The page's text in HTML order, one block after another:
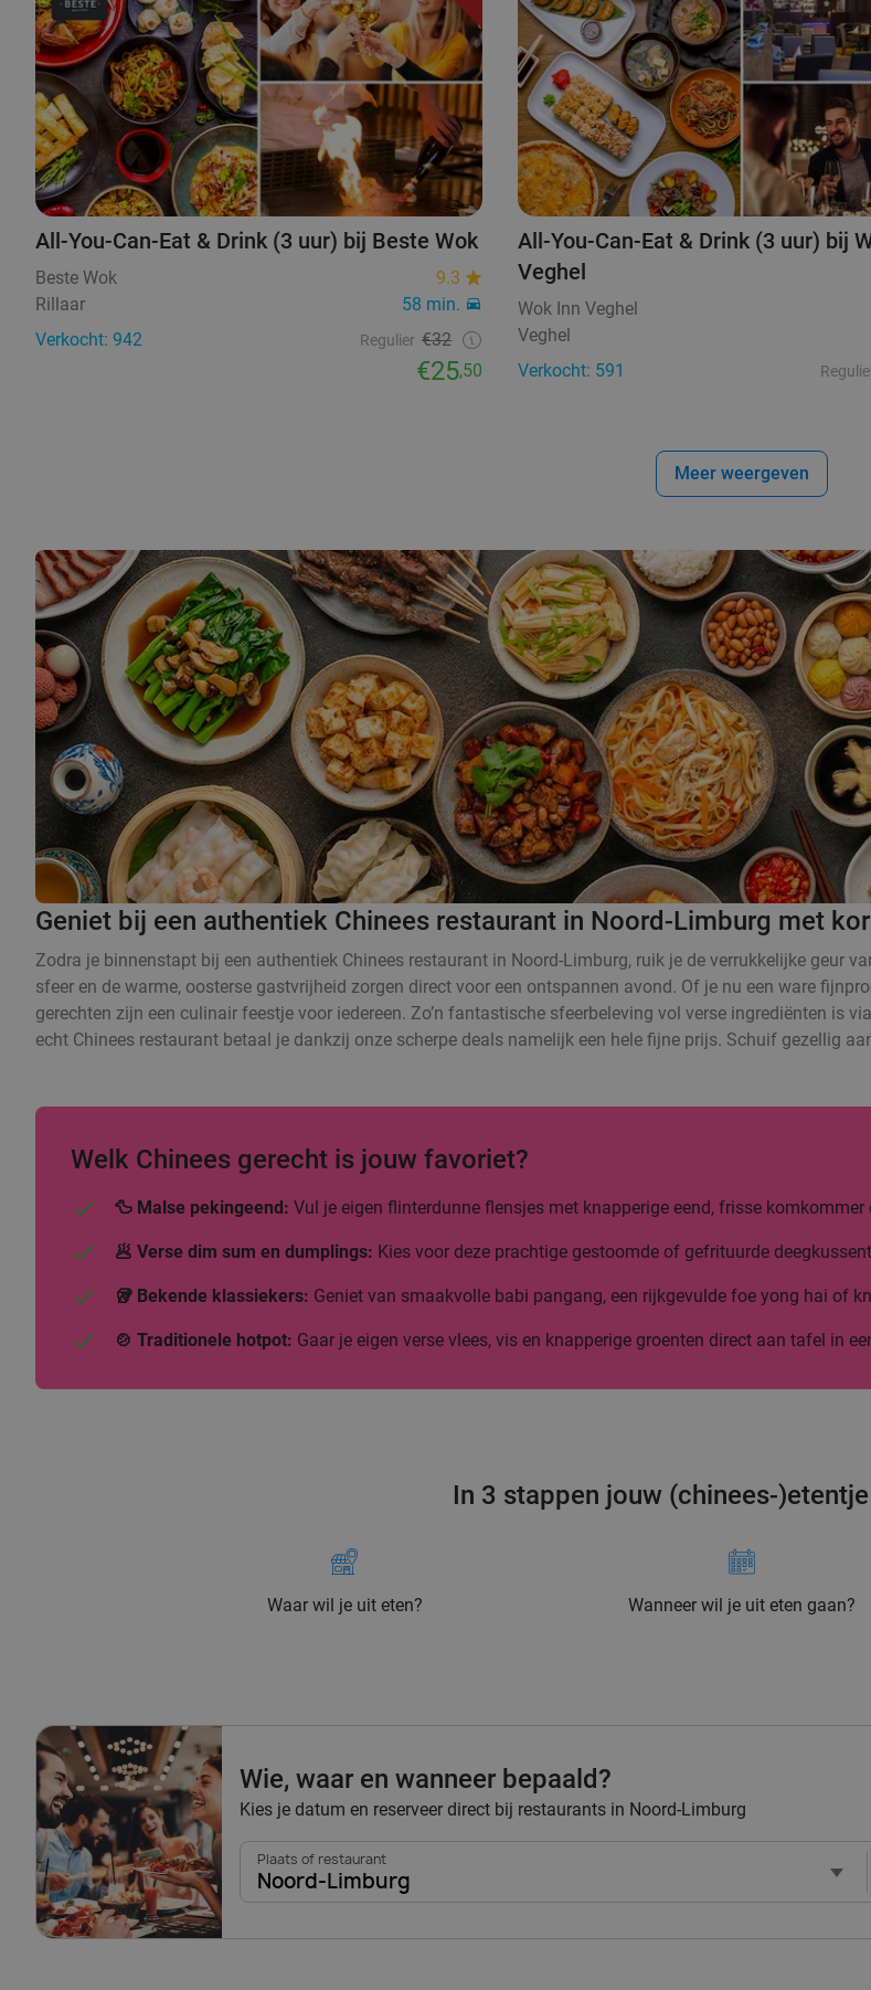
All-You-Can-Eat & Drink (3 uur) bij Beste Wok
Beste Wok
9.3
Rillaar
58 min.
Verkocht: 942
Regulier €32
€25,50
All-You-Can-Eat & Drink (3 uur) bij
Veghel
Wok Inn Veghel
Veghel
Verkocht: 591
Meer weergeven
Geniet bij een authentiek Chinees restaurant in Noord-Limburg met
Zodra je binnenstapt bij een authentiek Chinees restaurant in Noord-Limburg, ruik je de verrukkelijke geur
sfeer en de warme, oosterse gastvrijheid zorgen direct voor een ontspannen avond. Of je nu een ware
gerechten zijn een culinair feestje voor iedereen. Zo’n fantastische sfeerbeleving vol verse ingrediënten is
echt Chinees restaurant betaal je dankzij onze scherpe deals namelijk een hele fijne prijs. Schuif gezellig
Welk Chinees gerecht is jouw favoriet?
🦆 Malse pekingeend: Vul je eigen flinterdunne flensjes met knapperige eend, frisse komkommer
🥟 Verse dim sum en dumplings: Kies voor deze prachtige gestoomde of gefrituurde
🥡 Bekende klassiekers: Geniet van smaakvolle babi pangang, een rijkgevulde foe yong hai of
🍲 Traditionele hotpot: Gaar je eigen verse vlees, vis en knapperige groenten direct aan tafel in
In 3 stappen jouw (chinees-
Waar wil je uit eten? Wanneer wil je uit eten gaan?
Wie, waar en wanneer bepaald?
Kies je datum en reserveer direct bij restaurants in Noord-Limburg
Plaats of restaurant
Noord-Limburg